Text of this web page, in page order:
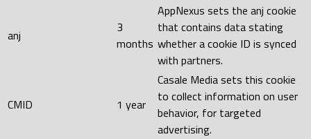
anj
3
months
AppNexus sets the anj cookie
that contains data stating
whether a cookie ID is synced
with partners.
CMID 1 year
Casale Media sets this cookie
to collect information on user
behavior, for targeted
advertising.